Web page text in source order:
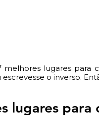
lugares para
o inverso.
lugares para